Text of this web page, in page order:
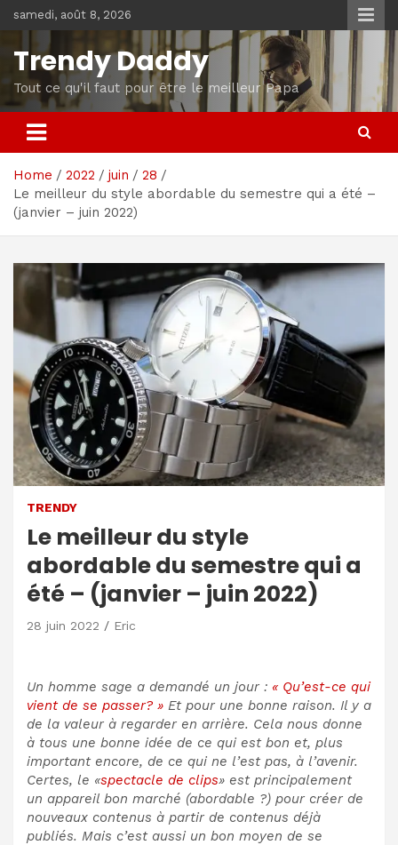
to
content
samedi, août 8, 2026
Trendy Daddy
Tout ce qu'il faut pour être le meilleur Papa
Home 2022 juin
28
Le meilleur du style abordable du semestre qui a été –
(janvier – juin 2022)
TRENDY
Le meilleur du style
abordable du semestre qui a
été – (janvier – juin 2022)
28 juin 2022 Eric
Un homme sage a demandé un jour : « Qu’est-ce qui
vient de se passer? » Et pour une bonne raison. Il y a
de la valeur à regarder en arrière. Cela nous donne
à tous une bonne idée de ce qui est bon et, plus
important encore, de ce qui ne l’est pas, à l’avenir.
Certes, le «spectacle de clips» est principalement
un appareil bon marché (abordable ?) pour créer de
nouveaux contenus à partir de contenus déjà
publiés. Mais c’est aussi un bon moyen de se